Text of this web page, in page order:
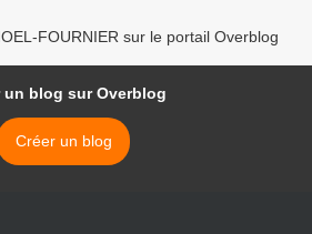
FOURNIER sur le portail Overblog
un blog sur Overblog
Créer un blog